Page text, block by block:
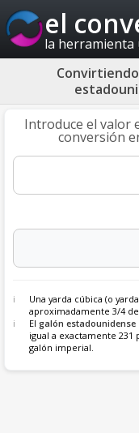
el
la herramienta
Introduce el valor
conversión
Una yarda cúbica (o
aproximadamente 3/4
El galón estadounidense
igual a exactamente 231
galón imperial.